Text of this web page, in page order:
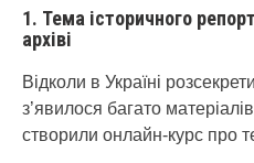
1. Тема історичного
архіві
Відколи в Україні
з’явилося багато
створили онлайн-курс про